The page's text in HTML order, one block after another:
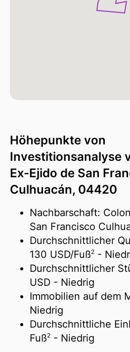
Höhepunkte von
Investitionsanalyse
Ex-Ejido de San
Culhuacán, 04420
Nachbarschaft:
San Francisco
Durchschnittlicher
130 USD/Fuß2 -
Durchschnittlicher
USD - Niedrig
Immobilien auf dem
Niedrig
Durchschnittliche
Fuß2 - Niedrig